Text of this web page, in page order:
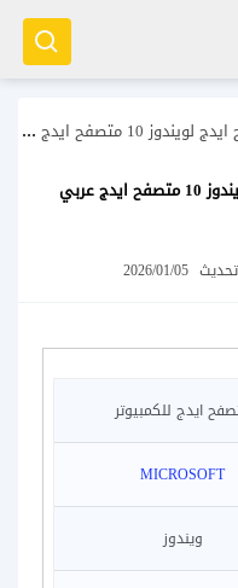
متصفح ايدج عربي مجاني
تحميل متصفح ايدج لويندوز 10 متصفح ايدج عربي
2026/01/05
ايدج للكمبيوتر
MICROSOFT
ويندوز